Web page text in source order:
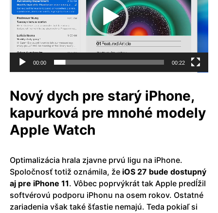
00:00 00:22
Nový dych pre starý iPhone,
kapurková pre mnohé modely
Apple Watch
Optimalizácia hrala zjavne prvú ligu na iPhone.
Spoločnosť totiž oznámila, že iOS 27 bude dostupný
aj pre iPhone 11. Vôbec poprvýkrát tak Apple predĺžil
softvérovú podporu iPhonu na osem rokov. Ostatné
zariadenia však také šťastie nemajú. Teda pokiaľ si